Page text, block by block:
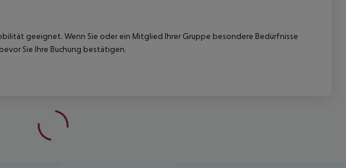
geeignet. Wenn Sie oder ein Mitglied Ihrer Gruppe besondere Bedürfnisse
Sie Ihre Buchung bestätigen.